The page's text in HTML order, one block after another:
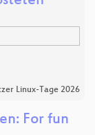
Linux-Tage 2026
For fun